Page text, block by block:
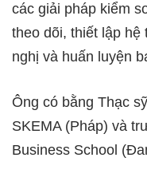
các giải pháp kiểm
theo dõi, thiết lập hệ
nghị và huấn luyện
Ông có bằng Thạc
SKEMA (Pháp) và
Business School